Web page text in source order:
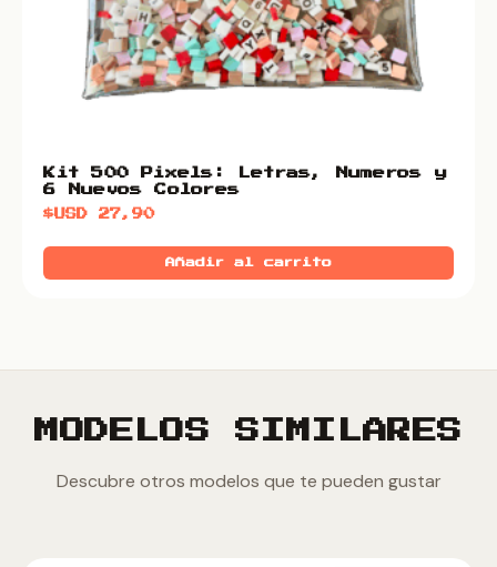
Kit 500 Pixels: Letras, Numeros y
6 Nuevos Colores
$USD27,90
Añadir al carrito
MODELOS SIMILARES
Descubre otros modelos que te pueden gustar